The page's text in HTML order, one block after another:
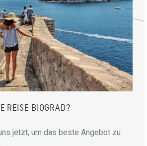
REISE BIOGRAD?
jetzt, um das beste Angebot zu